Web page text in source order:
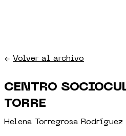
← Volver al archivo
CENTRO
TORRE
Helena Torregrosa Rodríguez